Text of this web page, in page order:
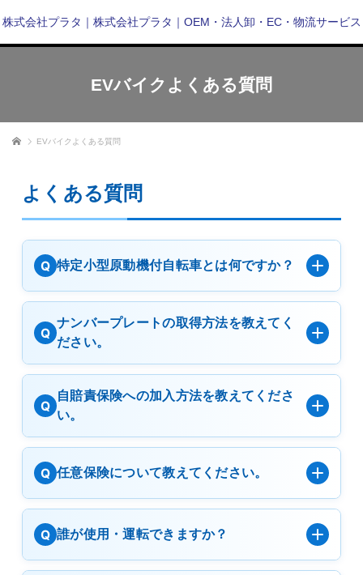
株式会社プラタ｜株式会社プラタ｜OEM・法人卸・EC・物流サービス
EVバイクよくある質問
ホーム EVバイクよくある質問
よくある質問
Q 特定小型原動機付自転車とは何ですか？
Q
ナンバープレートの取得方法を教えてく
ださい。
Q
自賠責保険への加入方法を教えてくださ
い。
Q 任意保険について教えてください。
Q 誰が使用・運転できますか？